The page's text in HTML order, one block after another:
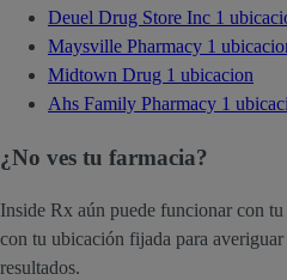
Deuel Drug Store Inc 1
Maysville Pharmacy 1
Midtown Drug 1 ubicacion
Ahs Family Pharmacy 1
¿No ves tu farmacia?
Inside Rx aún puede funcionar con
con tu ubicación fijada para
resultados.